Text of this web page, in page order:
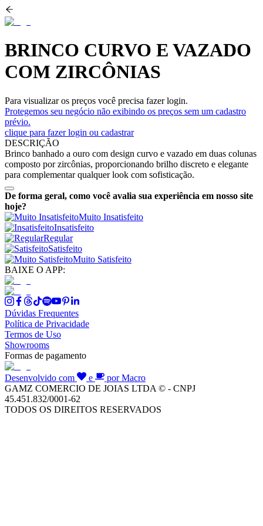
BRINCO CURVO E VAZADO
COM ZIRCÔNIAS
Para visualizar os preços você precisa fazer login.
Protegemos seu negócio não exibindo os preços sem um cadastro
prévio.
clique para fazer login ou cadastrar
DESCRIÇÃO
Brinco banhado a ouro com design curvo e vazado em duas colunas
composto por zircônias, proporcionando brilho discreto e elegante
para complementar qualquer look com sofisticação.
De forma geral, como você avalia sua experiência em nosso site
hoje?
Muito Insatisfeito
Insatisfeito
Regular
Satisfeito
Muito Satisfeito
BAIXE O APP:
Dúvidas Frequentes
Política de Privacidade
Termos de Uso
Showrooms
Formas de pagamento
Desenvolvido com e
por Macro
GAMZ COMERCIO DE JOIAS LTDA © - CNPJ
45.451.832/0001-62
TODOS OS DIREITOS RESERVADOS